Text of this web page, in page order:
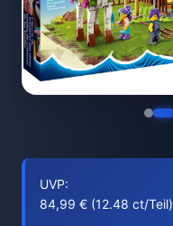
UVP:
84,99 € (12.48 ct/Teil)